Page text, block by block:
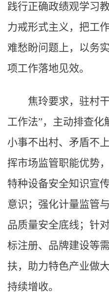
践行正确政绩观学习
力戒形式主义，把工
难愁盼问题上，以务
项工作落地见效。
焦玲要求，驻村
工作法”，主动排查化
小事不出村、矛盾不
挥市场监管职能优势
特种设备安全知识宣
意识；强化计量监管
品质量安全底线；针
标注册、品牌建设等
扶，助力特色产业做
持续增收。